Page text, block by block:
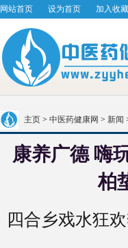
网站首页 设为首页 加入收藏
主页 > 中医药健康网 > 新闻
康养广德 嗨
柏
四合乡戏水狂